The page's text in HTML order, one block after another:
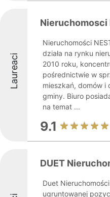
Laureaci
Nieruchomosci
Nieruchomości
działa na rynku
2010 roku,
pośrednictwie w
mieszkań, domów i
gminy. Biuro
na temat ...
9.1
DUET
Duet
ugruntowanej